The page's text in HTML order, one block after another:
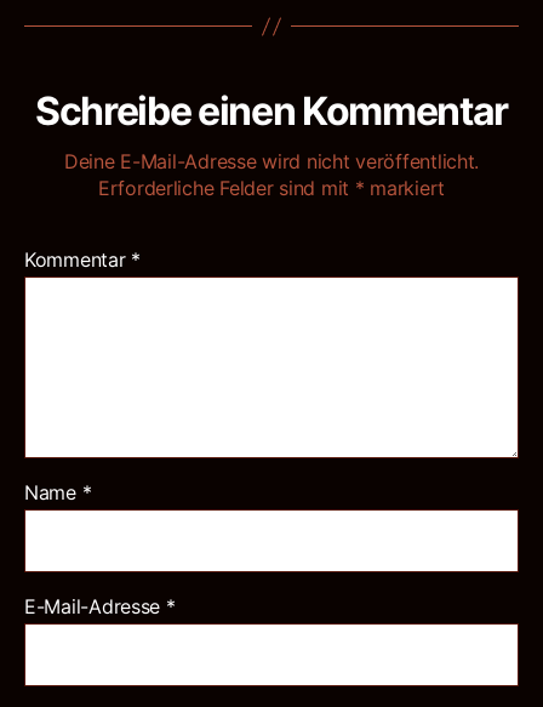
Schreibe einen Kommentar
Deine E-Mail-Adresse wird nicht veröffentlicht.
Erforderliche Felder sind mit * markiert
Kommentar *
Name *
E-Mail-Adresse *